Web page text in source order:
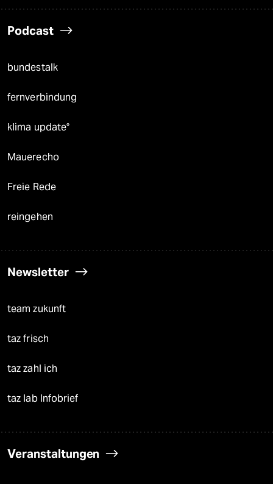
Podcast
bundestalk
fernverbindung
klima update°
Mauerecho
Freie Rede
reingehen
Newsletter
team zukunft
taz frisch
taz zahl ich
taz lab Infobrief
Veranstaltungen